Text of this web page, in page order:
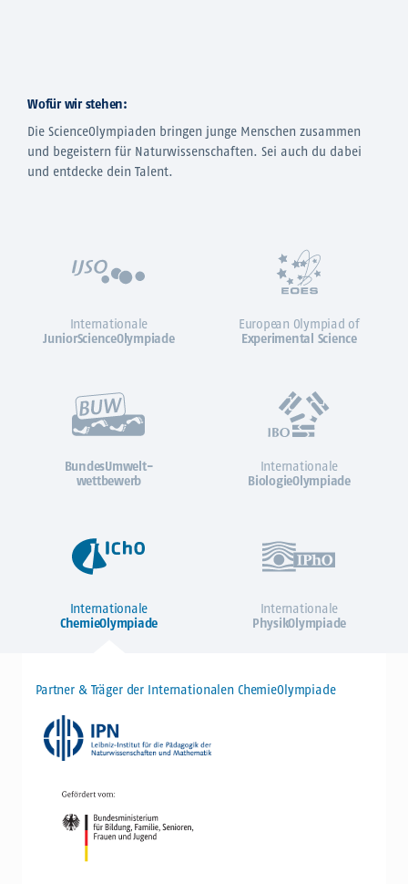
Wofür wir stehen:
Die ScienceOlympiaden bringen junge Menschen zusammen
und begeistern für Naturwissenschaften. Sei auch du dabei
und entdecke dein Talent.
Internationale
JuniorScienceOlympiade
European Olympiad of
Experimental Science
BundesUmwelt-
wettbewerb
Internationale
BiologieOlympiade
Internationale
ChemieOlympiade
Internationale
PhysikOlympiade
Partner & Träger der Internationalen ChemieOlympiade